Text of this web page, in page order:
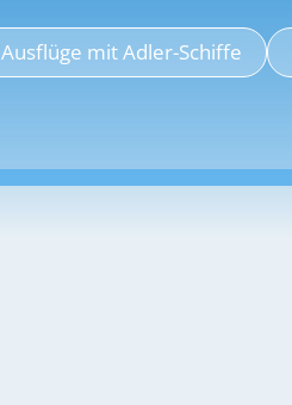
Ausflüge mit Adler-Schiffe